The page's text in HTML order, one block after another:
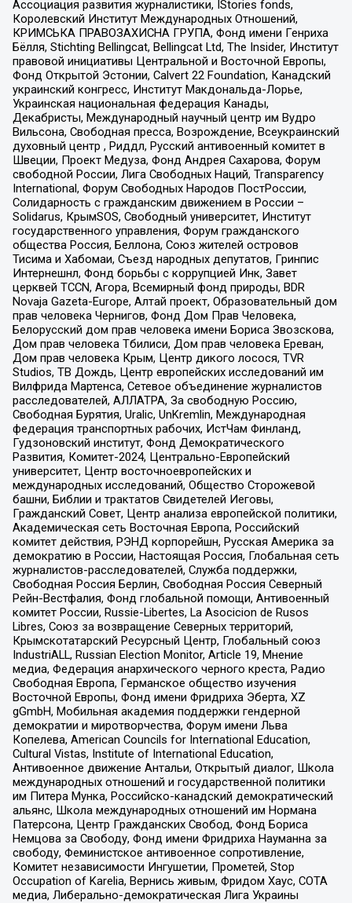
Ассоциация развития журналистики, IStories fonds,
Королевский Институт Международных Отношений,
КРИМСЬКА ПРАВОЗАХИСНА ГРУПА, Фонд имени Генриха
Бёлля, Stichting Bellingcat, Bellingcat Ltd, The Insider, Институт
правовой инициативы Центральной и Восточной Европы,
Фонд Открытой Эстонии, Calvert 22 Foundation, Канадский
украинский конгресс, Институт Макдональда-Лорье,
Украинская национальная федерация Канады,
Декабристы, Международный научный центр им Вудро
Вильсона, Свободная пресса, Возрождение, Всеукраинский
духовный центр , Риддл, Русский антивоенный комитет в
Швеции, Проект Медуза, Фонд Андрея Сахарова, Форум
свободной России, Лига Свободных Наций, Transparеncy
International, Форум Свободных Народов ПостРоссии,
Солидарность с гражданским движением в России –
Solidarus, КрымSOS, Свободный университет, Институт
государственного управления, Форум гражданского
общества Россия, Беллона, Союз жителей островов
Тисима и Хабомаи, Съезд народных депутатов, Гринпис
Интернешнл, Фонд борьбы с коррупцией Инк, Завет
церквей TCCN, Агора, Всемирный фонд природы, BDR
Novaja Gazeta-Europe, Алтай проект, Образовательный дом
прав человека Чернигов, Фонд Дом Прав Человека,
Белорусский дом прав человека имени Бориса Звозскова,
Дом прав человека Тбилиси, Дом прав человека Ереван,
Дом прав человека Крым, Центр дикого лосося, TVR
Studios, ТВ Дождь, Центр европейских исследований им
Вилфрида Мартенса, Сетевое объединение журналистов
расследователей, АЛЛАТРА, За свободную Россию,
Свободная Бурятия, Uralic, UnKremlin, Международная
федерация транспортных рабочих, ИстЧам Финланд,
Гудзоновский институт, Фонд Демократического
Развития, Комитет-2024, Центрально-Европейский
университет, Центр восточноевропейских и
международных исследований, Общество Сторожевой
башни, Библии и трактатов Свидетелей Иеговы,
Гражданский Совет, Центр анализа европейской политики,
Академическая сеть Восточная Европа, Российский
комитет действия, РЭНД корпорейшн, Русская Америка за
демократию в России, Настоящая Россия, Глобальная сеть
журналистов-расследователей, Служба поддержки,
Свободная Россия Берлин, Свободная Россия Северный
Рейн-Вестфалия, Фонд глобальной помощи, Антивоенный
комитет России, Russie-Libertes, La Asocicion de Rusos
Libres, Союз за возвращение Северных территорий,
Крымскотатарский Ресурсный Центр, Глобальный союз
IndustriALL, Russian Election Monitor, Article 19, Мнение
медиа, Федерация анархического черного креста, Радио
Свободная Европа, Германское общество изучения
Восточной Европы, Фонд имени Фридриха Эберта, XZ
gGmbH, Мобильная академия поддержки гендерной
демократии и миротворчества, Форум имени Льва
Копелева, American Councils for International Education,
Cultural Vistas, Institute of International Education,
Антивоенное движение Антальи, Открытый диалог, Школа
международных отношений и государственной политики
им Питера Мунка, Российско-канадский демократический
альянс, Школа международных отношений им Нормана
Патерсона, Центр Гражданских Свобод, Фонд Бориса
Немцова за Свободу, Фонд имени Фридриха Науманна за
свободу, Феминистское антивоенное сопротивление,
Комитет независимости Ингушетии, Прометей, Stop
Occupation of Karelia, Вернись живым, Фридом Хаус, СОТА
медиа, Либерально-демократическая Лига Украины